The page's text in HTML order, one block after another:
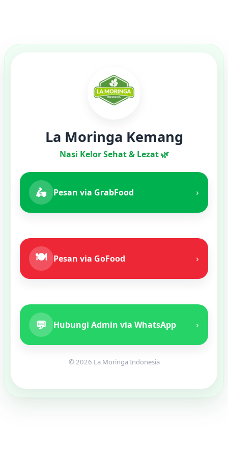
La Moringa Kemang
Nasi Kelor Sehat & Lezat 🌿
🛵 Pesan via GrabFood ›
🍽️ Pesan via GoFood ›
💬 Hubungi Admin via WhatsApp ›
© 2026 La Moringa Indonesia